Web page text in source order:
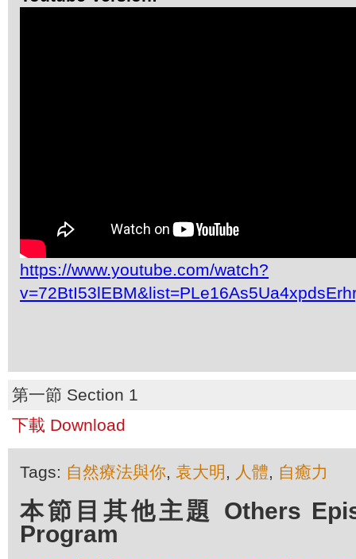
https://www.youtube.com/watch?
第一節 Section 1
下載 Download
Tags: 自然療法與你, 袁大明 , 人體, 自癒力
本節目其他主題 Others
Program